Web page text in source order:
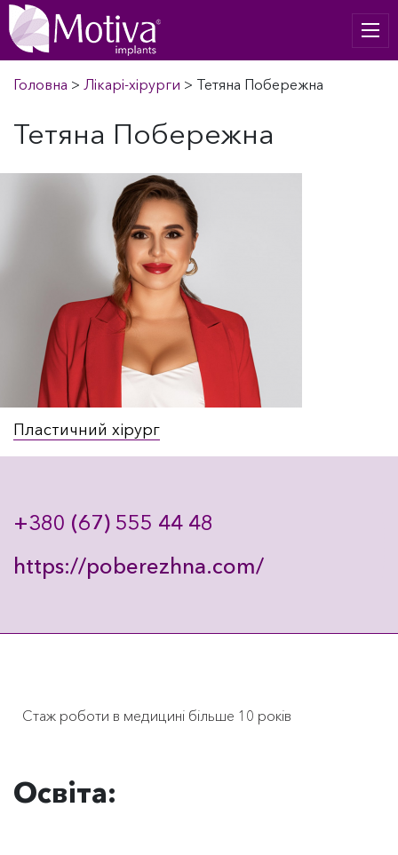
Головна > Лікарі-хірурги > Тетяна Побережна
Тетяна Побережна
Пластичний хірург
+380 (67) 555 44 48
https://poberezhna.com/
Стаж роботи в медицині більше 10 років
Освіта: